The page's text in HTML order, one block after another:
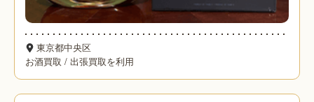
東京都中央区
お酒買取 / 出張買取を利用